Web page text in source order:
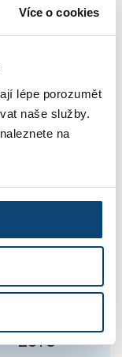
Více o cookies
lépe porozumět
naše služby.
na
Autor
o tom, co je
tři měsíce.
Léto